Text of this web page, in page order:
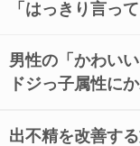
「はっきり言っ
男性の「かわい
ドジっ子属性に
出不精を改善す